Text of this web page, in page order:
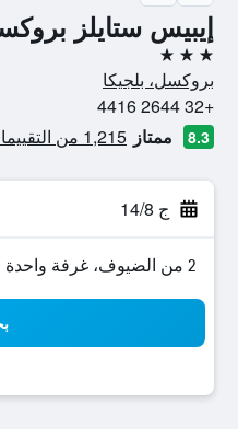
إيبيس ستايلز
3 نجوم
بروكسل، بلجيكا
+32 2644 4416
8.3 ممتاز 1,215 من التقييمات تم التحقق منها
ج 14/8
2 من الضيوف، غرفة واحدة